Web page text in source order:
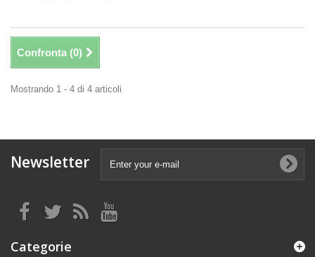
Confronta (0)
Mostrando 1 - 4 di 4 articoli
Newsletter
Categorie